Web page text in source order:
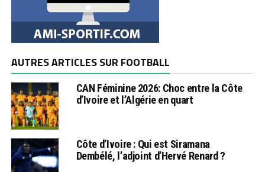
AUTRES ARTICLES SUR FOOTBALL
CAN Féminine 2026: Choc entre la Côte
d’Ivoire et l’Algérie en quart
Côte d’Ivoire : Qui est Siramana
Dembélé, l’adjoint d’Hervé Renard ?